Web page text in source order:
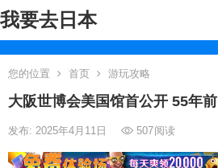
我要去日本
您的位置 首页 游玩攻略
大阪世博会美国馆首公开 55年前
发布: 2025年4月11日 507阅读